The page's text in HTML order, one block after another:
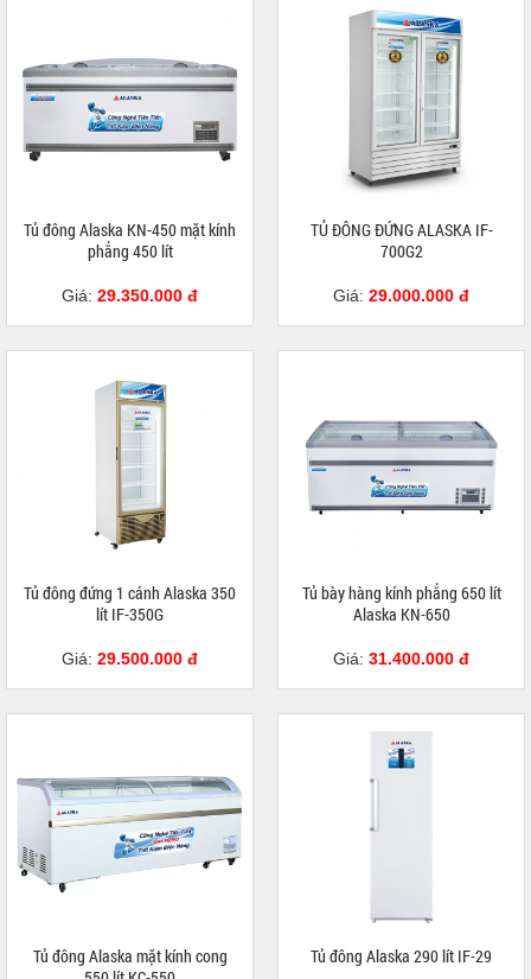
Tủ đông Alaska KN-450 mặt kính
phẳng 450 lít
Giá: 29.350.000 đ
TỦ ĐÔNG ĐỨNG ALASKA IF-
700G2
Giá: 29.000.000 đ
Tủ đông đứng 1 cánh Alaska 350
lít IF-350G
Giá: 29.500.000 đ
Tủ bày hàng kính phẳng 650 lít
Alaska KN-650
Giá: 31.400.000 đ
Tủ đông Alaska mặt kính cong
Tủ đông Alaska 290 lít IF-29